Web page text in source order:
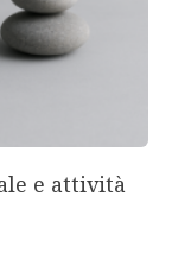
e attività